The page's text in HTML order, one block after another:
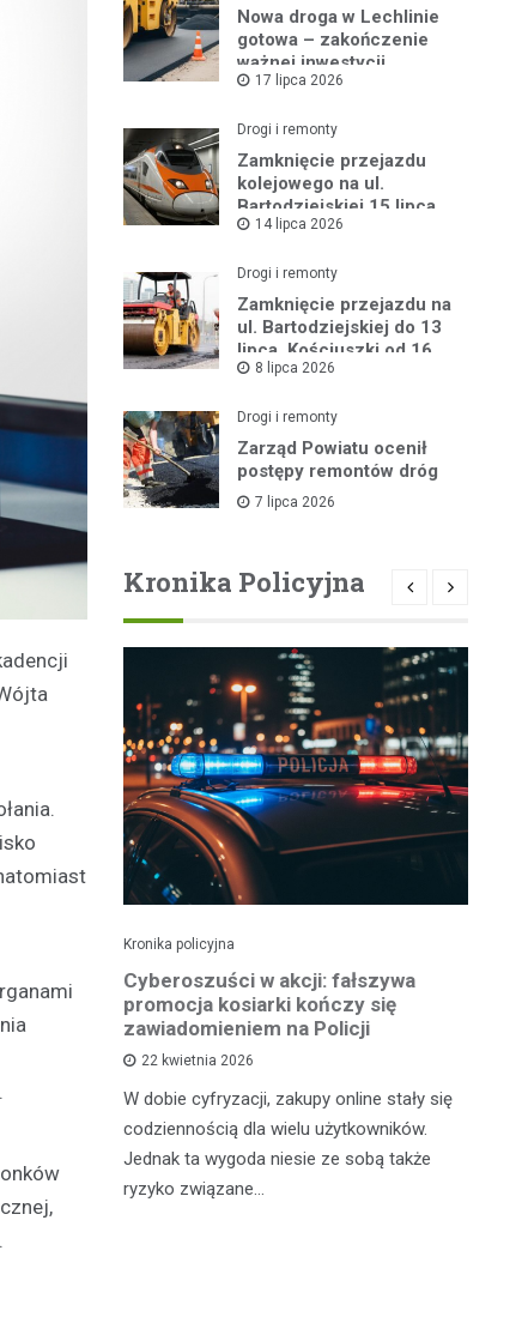
Nowa droga w Lechlinie
gotowa – zakończenie
ważnej inwestycji
powiatowej
17 lipca 2026
Drogi i remonty
Zamknięcie przejazdu
kolejowego na ul.
Bartodziejskiej 15 lipca
2026 r.
14 lipca 2026
Drogi i remonty
Zamknięcie przejazdu na
ul. Bartodziejskiej do 13
lipca, Kościuszki od 16
lipca8 lipca 2026
Drogi i remonty
Zarząd Powiatu ocenił
postępy remontów dróg
7 lipca 2026
Kronika Policyjna
ukarał
na
Kronika policyjna
Cyberoszuści w akcji: fałszywa
promocja kosiarki kończy się
zawiadomieniem na Policji
22 kwietnia 2026
W dobie cyfryzacji, zakupy online stały się
codziennością dla wielu użytkowników.
Jednak ta wygoda niesie ze sobą także
ryzyko związane…